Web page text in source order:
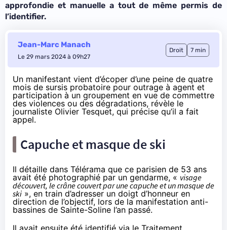
approfondie et manuelle a tout de même permis de
l’identifier.
Jean-Marc Manach
Le 29 mars 2024 à 09h27
Droit 7 min
Un manifestant vient d’écoper d’une peine de quatre
mois de sursis probatoire pour outrage à agent et
participation à un groupement en vue de commettre
des violences ou des dégradations, révèle le
journaliste Olivier Tesquet, qui précise qu’il a fait
appel.
Capuche et masque de ski
Il détaille dans Télérama que ce parisien de 53 ans
avait été photographié par un gendarme, « visage
découvert, le crâne couvert par une capuche et un masque de
ski », en train d’adresser un doigt d’honneur en
direction de l’objectif, lors de la manifestation anti-
bassines de Sainte-Soline l’an passé.